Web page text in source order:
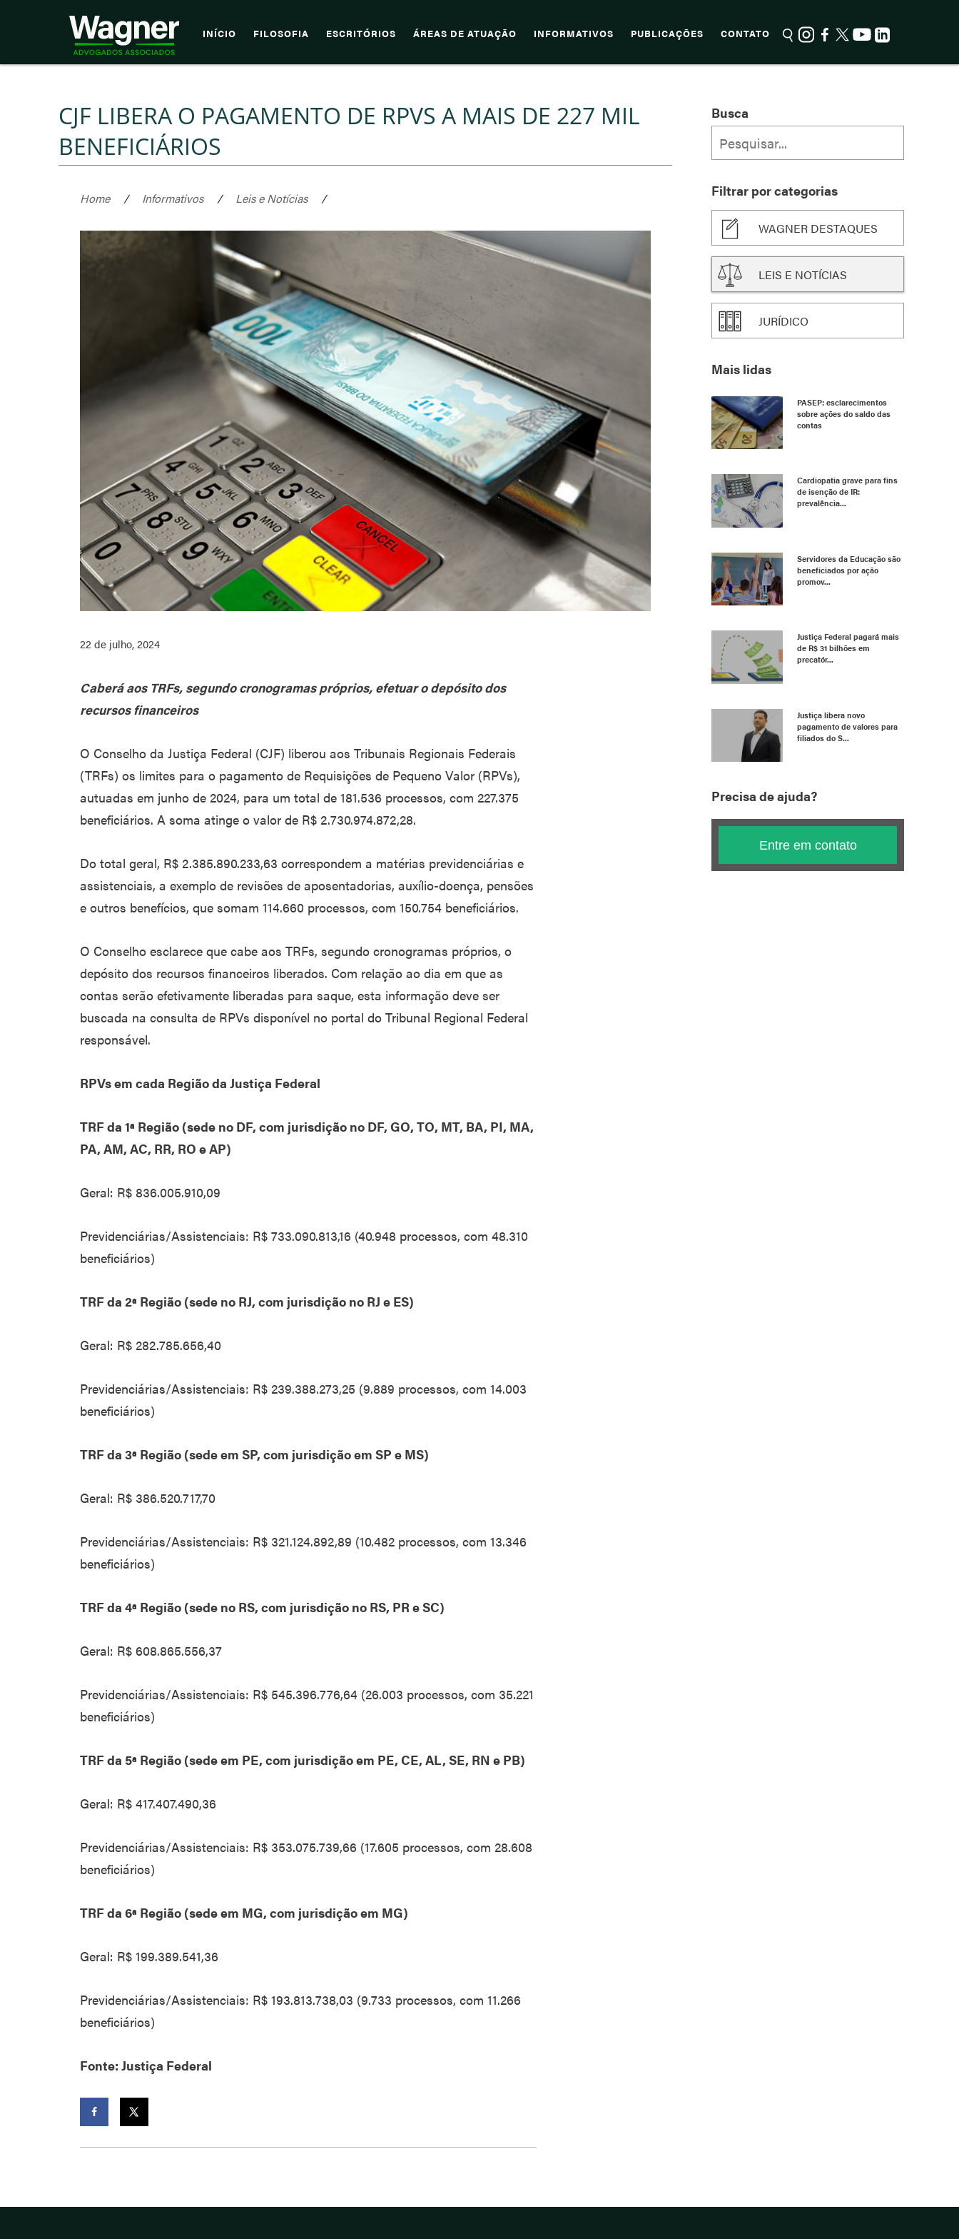
INÍCIO FILOSOFIA ESCRITÓRIOS ÁREAS DE ATUAÇÃO INFORMATIVOS PUBLICAÇÕES CONTATO
CJF LIBERA O PAGAMENTO DE RPVS A MAIS DE 227 MIL
BENEFICIÁRIOS
Home / Informativos / Leis e Notícias /
22 de julho, 2024
Caberá aos TRFs, segundo cronogramas próprios, efetuar o depósito dos
recursos financeiros
O Conselho da Justiça Federal (CJF) liberou aos Tribunais Regionais Federais
(TRFs) os limites para o pagamento de Requisições de Pequeno Valor (RPVs),
autuadas em junho de 2024, para um total de 181.536 processos, com 227.375
beneficiários. A soma atinge o valor de R$ 2.730.974.872,28.
Do total geral, R$ 2.385.890.233,63 correspondem a matérias previdenciárias e
assistenciais, a exemplo de revisões de aposentadorias, auxílio-doença, pensões
e outros benefícios, que somam 114.660 processos, com 150.754 beneficiários.
O Conselho esclarece que cabe aos TRFs, segundo cronogramas próprios, o
depósito dos recursos financeiros liberados. Com relação ao dia em que as
contas serão efetivamente liberadas para saque, esta informação deve ser
buscada na consulta de RPVs disponível no portal do Tribunal Regional Federal
responsável.
RPVs em cada Região da Justiça Federal
TRF da 1ª Região (sede no DF, com jurisdição no DF, GO, TO, MT, BA, PI, MA,
PA, AM, AC, RR, RO e AP)
Geral: R$ 836.005.910,09
Previdenciárias/Assistenciais: R$ 733.090.813,16 (40.948 processos, com 48.310
beneficiários)
TRF da 2ª Região (sede no RJ, com jurisdição no RJ e ES)
Geral: R$ 282.785.656,40
Previdenciárias/Assistenciais: R$ 239.388.273,25 (9.889 processos, com 14.003
beneficiários)
TRF da 3ª Região (sede em SP, com jurisdição em SP e MS)
Geral: R$ 386.520.717,70
Previdenciárias/Assistenciais: R$ 321.124.892,89 (10.482 processos, com 13.346
beneficiários)
TRF da 4ª Região (sede no RS, com jurisdição no RS, PR e SC)
Geral: R$ 608.865.556,37
Previdenciárias/Assistenciais: R$ 545.396.776,64 (26.003 processos, com 35.221
beneficiários)
TRF da 5ª Região (sede em PE, com jurisdição em PE, CE, AL, SE, RN e PB)
Geral: R$ 417.407.490,36
Previdenciárias/Assistenciais: R$ 353.075.739,66 (17.605 processos, com 28.608
beneficiários)
TRF da 6ª Região (sede em MG, com jurisdição em MG)
Geral: R$ 199.389.541,36
Previdenciárias/Assistenciais: R$ 193.813.738,03 (9.733 processos, com 11.266
beneficiários)
Fonte: Justiça Federal
Busca
Filtrar por categorias
WAGNER DESTAQUES
LEIS E NOTÍCIAS
JURÍDICO
Mais lidas
PASEP: esclarecimentos
sobre ações do saldo das
contas
Cardiopatia grave para fins
de isenção de IR:
prevalência...
Servidores da Educação são
beneficiados por ação
promov...
Justiça Federal pagará mais
de R$ 31 bilhões em
precatór...
Justiça libera novo
pagamento de valores para
filiados do S...
Precisa de ajuda?
Entre em contato